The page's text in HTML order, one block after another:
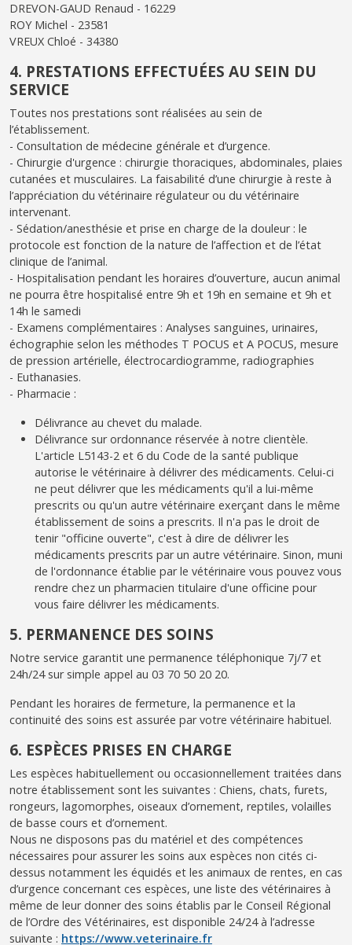
DREVON-GAUD Renaud - 16229
ROY Michel - 23581
VREUX Chloé - 34380
4. PRESTATIONS EFFECTUÉES AU SEIN DU
SERVICE
Toutes nos prestations sont réalisées au sein de
l’établissement.
- Consultation de médecine générale et d’urgence.
- Chirurgie d'urgence : chirurgie thoraciques, abdominales, plaies
cutanées et musculaires. La faisabilité d’une chirurgie à reste à
l’appréciation du vétérinaire régulateur ou du vétérinaire
intervenant.
- Sédation/anesthésie et prise en charge de la douleur : le
protocole est fonction de la nature de l’affection et de l’état
clinique de l’animal.
- Hospitalisation pendant les horaires d’ouverture, aucun animal
ne pourra être hospitalisé entre 9h et 19h en semaine et 9h et
14h le samedi
- Examens complémentaires : Analyses sanguines, urinaires,
échographie selon les méthodes T POCUS et A POCUS, mesure
de pression artérielle, électrocardiogramme, radiographies
- Euthanasies.
- Pharmacie :
Délivrance au chevet du malade.
Délivrance sur ordonnance réservée à notre clientèle.
L'article L5143-2 et 6 du Code de la santé publique
autorise le vétérinaire à délivrer des médicaments. Celui-ci
ne peut délivrer que les médicaments qu'il a lui-même
prescrits ou qu'un autre vétérinaire exerçant dans le même
établissement de soins a prescrits. Il n'a pas le droit de
tenir "officine ouverte", c'est à dire de délivrer les
médicaments prescrits par un autre vétérinaire. Sinon, muni
de l'ordonnance établie par le vétérinaire vous pouvez vous
rendre chez un pharmacien titulaire d'une officine pour
vous faire délivrer les médicaments.
5. PERMANENCE DES SOINS
Notre service garantit une permanence téléphonique 7j/7 et
24h/24 sur simple appel au 03 70 50 20 20.
Pendant les horaires de fermeture, la permanence et la
continuité des soins est assurée par votre vétérinaire habituel.
6. ESPÈCES PRISES EN CHARGE
Les espèces habituellement ou occasionnellement traitées dans
notre établissement sont les suivantes : Chiens, chats, furets,
rongeurs, lagomorphes, oiseaux d’ornement, reptiles, volailles
de basse cours et d’ornement.
Nous ne disposons pas du matériel et des compétences
nécessaires pour assurer les soins aux espèces non cités ci-
dessus notamment les équidés et les animaux de rentes, en cas
d’urgence concernant ces espèces, une liste des vétérinaires à
même de leur donner des soins établis par le Conseil Régional
de l’Ordre des Vétérinaires, est disponible 24/24 à l’adresse
suivante : https://www.veterinaire.fr